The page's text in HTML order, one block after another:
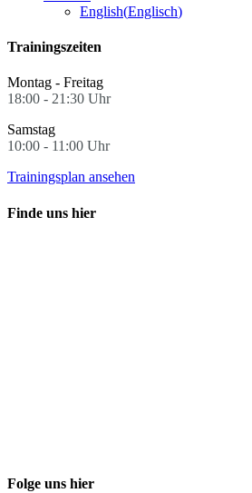
English(Englisch)
Trainingszeiten
Montag - Freitag
18:00 - 21:30 Uhr
Samstag
10:00 - 11:00 Uhr
Trainingsplan ansehen
Finde uns hier
Folge uns hier